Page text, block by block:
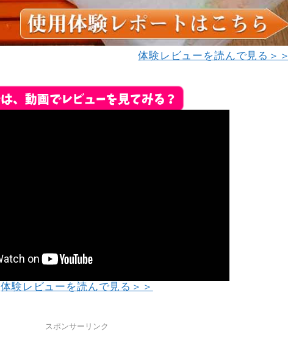
体験レビューを読んで見る＞＞
体験レビューを読んで見る＞＞
スポンサーリンク